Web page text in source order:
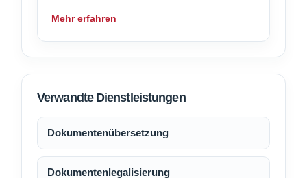
Mehr erfahren
Verwandte Dienstleistungen
Dokumentenübersetzung
Dokumentenlegalisierung